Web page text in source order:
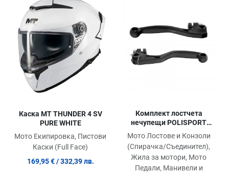
Quick View
Каска MT THUNDER 4 SV
PURE WHITE
Мото Екипировка, Пистови
Каски (Full Face)
169,95 € / 332,39 лв.
Комплект лостчета
нечупещи POLISPORT
HONDA CRF 450 R/RX 2021-
24
Мото Лостове и Конзоли
(Спирачка/Съединител),
Жила за мотори, Мото
Педали, Манивели и